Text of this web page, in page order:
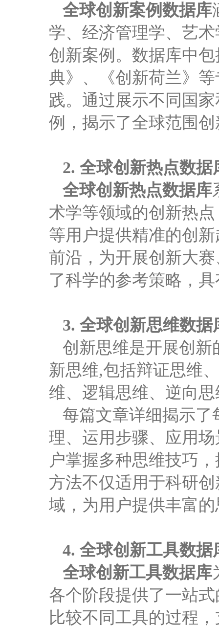
全球创新案例数据库
学、经济管理学、艺
创新案例。数据库中
典》、《创新荷兰》
践。通过展示不同国
例，揭示了全球范围
2. 全球创新热点数据
全球创新热点数据库
术学等领域的创新热
等用户提供精准的创
前沿，为开展创新大
了科学的参考策略，
3. 全球创新思维数据
创新思维是开展创新
新思维,包括辩证思维
维、逻辑思维、逆向
每篇文章详细揭示
理、运用步骤、应用
户掌握多种思维技巧
方法不仅适用于科研
域，为用户提供丰富
4. 全球创新工具数据
全球创新工具数据库
各个阶段提供了一站
比较不同工具的过程